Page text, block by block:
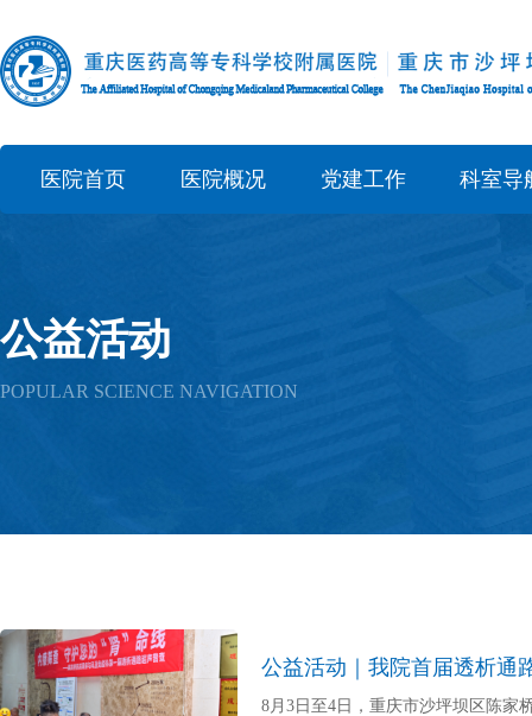
医院首页 医院概况 党建工作 科室导
公益活动
POPULAR SCIENCE NAVIGATION
公益活动｜我院首届透析通
8月3日至4日，重庆市沙坪坝区陈家